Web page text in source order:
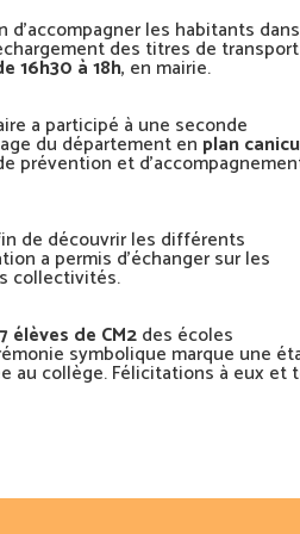
les habitants dans
des titres de
16h30 à 18h, en mairie.
a participé à une seconde
du département en plan
prévention et
de découvrir les différents
a permis d’échanger sur les
collectivités.
élèves de CM2des écoles
symbolique marque une
au collège. Félicitations à eux et